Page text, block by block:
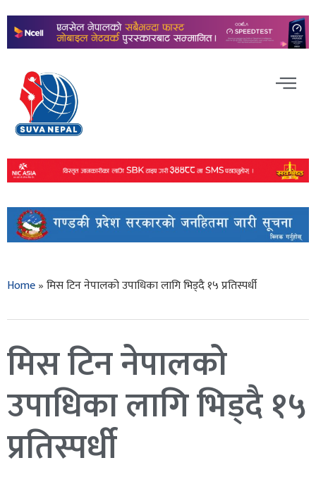
Home»मिस टिन नेपालको उपाधिका लागि भिड्दै १५ प्रतिस्पर्धी
मिस टिन नेपालको
उपाधिका लागि भिड्दै १५
प्रतिस्पर्धी